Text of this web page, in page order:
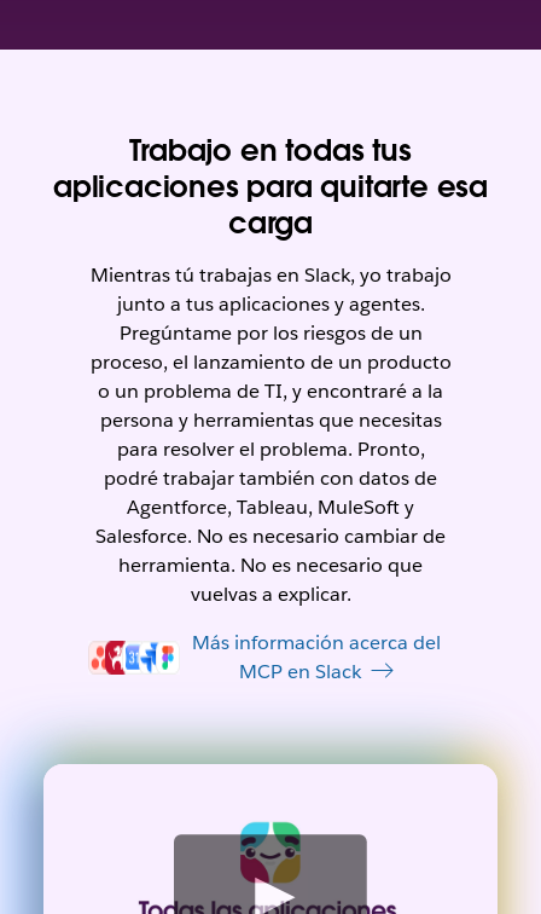
Trabajo en todas tus
aplicaciones para quitarte esa
carga
Mientras tú trabajas en Slack, yo trabajo
junto a tus aplicaciones y agentes.
Pregúntame por los riesgos de un
proceso, el lanzamiento de un producto
o un problema de TI, y encontraré a la
persona y herramientas que necesitas
para resolver el problema. Pronto,
podré trabajar también con datos de
Agentforce, Tableau, MuleSoft y
Salesforce. No es necesario cambiar de
herramienta. No es necesario que
vuelvas a explicar.
Más información acerca del
MCP en Slack
r
v
i
d